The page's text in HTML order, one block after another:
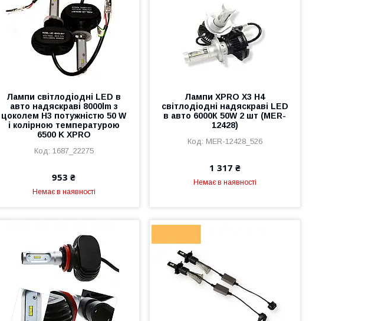
Лампи світлодіодні LED в
авто надяскраві 8000lm з
цоколем H3 потужністю 50 W
і колірною температурою
6500 K XPRO
1687_22275
953 ₴
Немає в наявності
Лампи XPRO X3 H4
світлодіодні надяскраві LED
в авто 6000К 50W 2 шт (MER-
12428)
MER-12428_526
1 317 ₴
Немає в наявності